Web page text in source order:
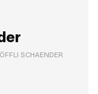
SCHAENDER